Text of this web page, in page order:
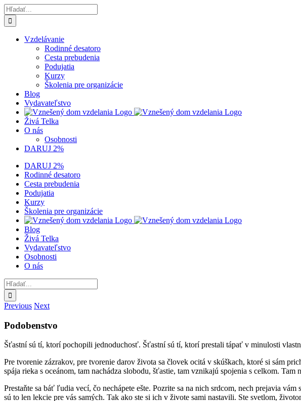
Skip
to
content
Hľadať:
Vzdelávanie
Rodinné desatoro
Cesta prebudenia
Podujatia
Kurzy
Školenia pre organizácie
Blog
Vydavateľstvo
Živá Telka
O nás
Osobnosti
DARUJ 2%
DARUJ 2%
Rodinné desatoro
Cesta prebudenia
Podujatia
Kurzy
Školenia pre organizácie
Blog
Živá Telka
Vydavateľstvo
Osobnosti
O nás
Hľadať:
Previous Next
Podobenstvo
Šťastní sú tí, ktorí pochopili jednoduchosť. Šťastní sú tí, ktorí prestali tápať v minulosti
Pre tvorenie zázrakov, pre tvorenie darov života sa človek ocitá v skúškach, ktoré si sám
spája rieka s oceánom, tam nachádza slobodu, šťastie, tam vznikajú spojenia s celkom. Tam
Prestaňte sa báť ľudia vecí, čo nechápete ešte. Pozrite sa na nich srdcom, nech prejavia
sú to len lekcie pre vás samých. Tak ako ste si ich v živote sami nastavili. Ste svetlom,